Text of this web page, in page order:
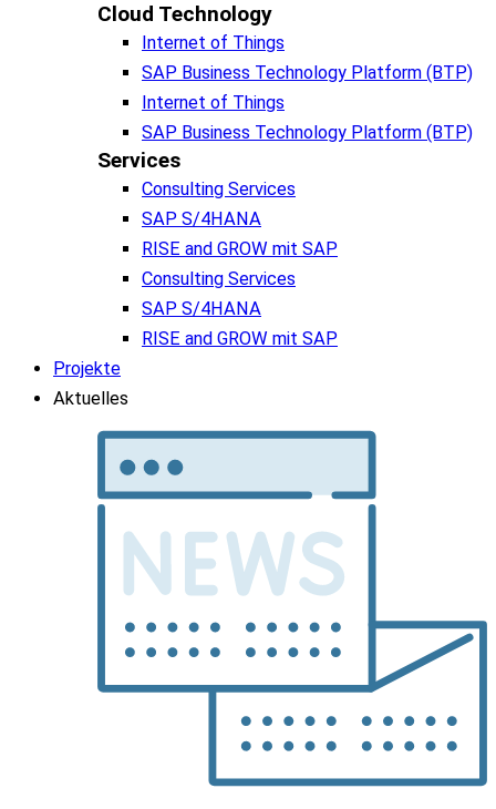
Cloud Technology
Internet of Things
SAP Business Technology Platform (BTP)
Internet of Things
SAP Business Technology Platform (BTP)
Services
Consulting Services
SAP S/4HANA
RISE and GROW mit SAP
Consulting Services
SAP S/4HANA
RISE and GROW mit SAP
Projekte
Aktuelles